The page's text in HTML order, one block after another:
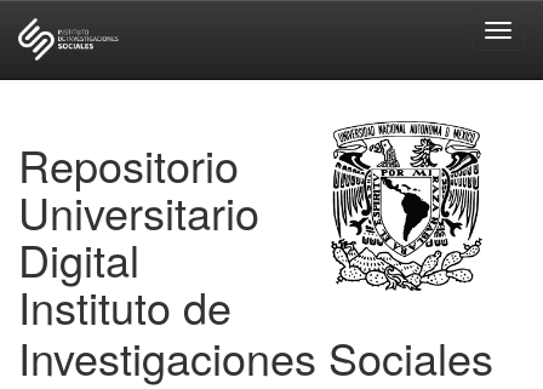
Repositorio
Universitario
Digital
Instituto de
Investigaciones Sociales